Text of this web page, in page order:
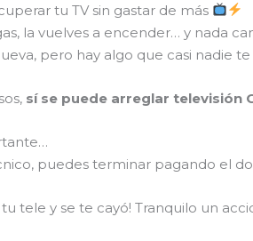
tu TV sin gastar de más
la vuelves a encender… y nada
pero hay algo que casi nadie te
sí se puede arreglar televisión
puedes terminar pagando el
tele y se te cayó! Tranquilo un